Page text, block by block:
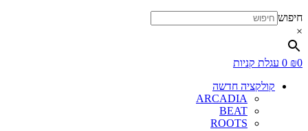
חיפוש
×
₪0
0 עגלת קניות
קולקציה חדשה
ARCADIA
BEAT
ROOTS